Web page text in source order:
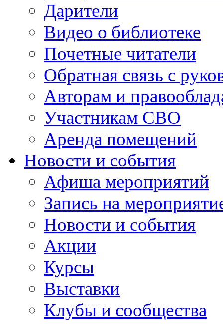
Дарители
Видео о библиотеке
Почетные читатели
Обратная связь с
Авторам и
Участникам СВО
Аренда помещений
Новости и события
Афиша мероприятий
Запись на
Новости и события
Акции
Курсы
Выставки
Клубы и сообщества